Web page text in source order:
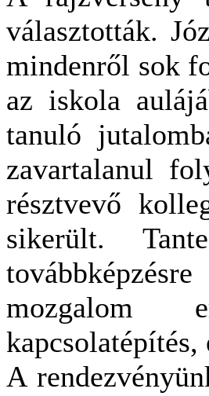
választották.
mindenről sok
az iskola
tanuló
zavartalanul
résztvevő
sikerült.
mozgalom
kapcsolatépítés,
A